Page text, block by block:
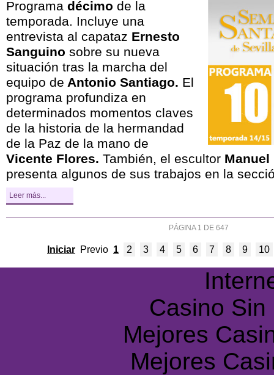
Programa décimo de la
temporada. Incluye una
entrevista al capataz Ernesto
Sanguino sobre su nueva
situación tras la marcha del
equipo de Antonio Santiago. El
programa profundiza en
determinados momentos claves
de la historia de la hermandad
de la Paz de la mano de
Vicente Flores. También, el escultor Manuel
presenta algunos de sus trabajos en la
Leer más...
PÁGINA 1 DE 647
Iniciar Previo 1 2 3 4 5 6 7 8 9 10
Casino
Mejores
Mejores